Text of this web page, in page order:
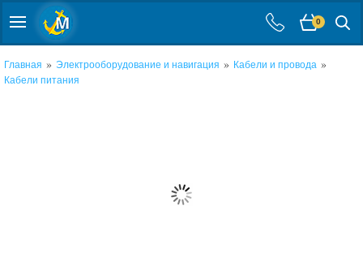
0
Главная » Электрооборудование и навигация » Кабели и провода »
Кабели питания